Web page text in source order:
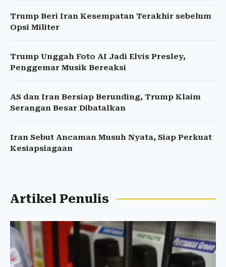
Trump Beri Iran Kesempatan Terakhir sebelum
Opsi Militer
Trump Unggah Foto AI Jadi Elvis Presley,
Penggemar Musik Bereaksi
AS dan Iran Bersiap Berunding, Trump Klaim
Serangan Besar Dibatalkan
Iran Sebut Ancaman Musuh Nyata, Siap Perkuat
Kesiapsiagaan
Artikel Penulis